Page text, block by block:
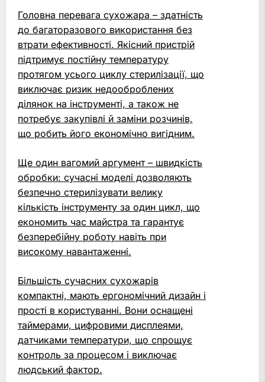
Головна перевага сухожара – здатність
до багаторазового використання без
втрати ефективності. Якісний пристрій
підтримує постійну температуру
протягом усього циклу стерилізації, що
виключає ризик недооброблених
ділянок на інструменті, а також не
потребує закупівлі й заміни розчинів,
що робить його економічно вигідним.
Ще один вагомий аргумент – швидкість
обробки: сучасні моделі дозволяють
безпечно стерилізувати велику
кількість інструменту за один цикл, що
економить час майстра та гарантує
безперебійну роботу навіть при
високому навантаженні.
Більшість сучасних сухожарів
компактні, мають ергономічний дизайн і
прості в користуванні. Вони оснащені
таймерами, цифровими дисплеями,
датчиками температури, що спрощує
контроль за процесом і виключає
людський фактор.